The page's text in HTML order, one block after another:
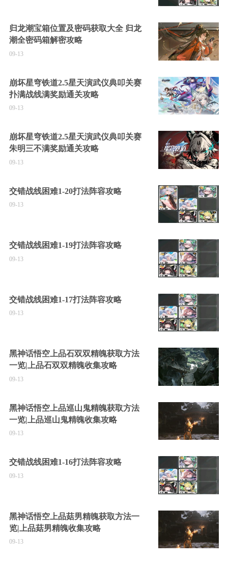
归龙潮宝箱位置及密码获取大全 归龙
潮全密码箱解密攻略
09-13
崩坏星穹铁道2.5星天演武仪典叩关赛
扑满战线满奖励通关攻略
09-13
崩坏星穹铁道2.5星天演武仪典叩关赛
朱明三不满奖励通关攻略
09-13
交错战线困难1-20打法阵容攻略
09-13
交错战线困难1-19打法阵容攻略
09-13
交错战线困难1-17打法阵容攻略
09-13
黑神话悟空上品石双双精魄获取方法
一览|上品石双双精魄收集攻略
09-13
黑神话悟空上品巡山鬼精魄获取方法
一览|上品巡山鬼精魄收集攻略
09-13
交错战线困难1-16打法阵容攻略
09-13
黑神话悟空上品菇男精魄获取方法一
览|上品菇男精魄收集攻略
09-13